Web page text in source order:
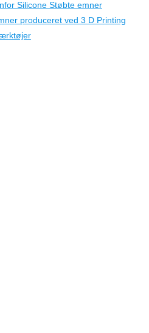
Silicone Støbte emner
produceret ved 3 D Printing